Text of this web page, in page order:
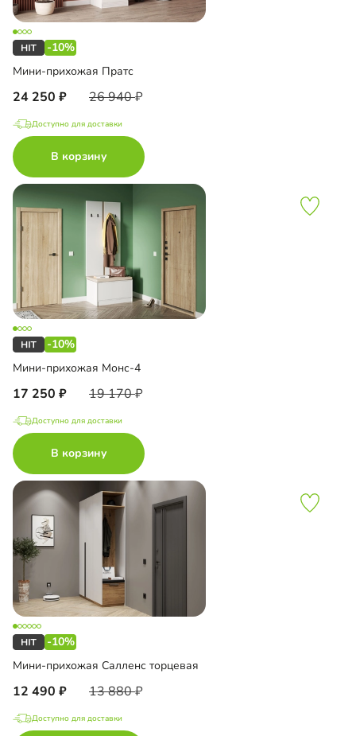
-10%
Мини-прихожая Пратс
24 250 26 940
Доступно для доставки
В корзину
-10%
Мини-прихожая Монс-4
17 250 19 170
Доступно для доставки
В корзину
-10%
Мини-прихожая Салленс торцевая
12 490 13 880
Доступно для доставки